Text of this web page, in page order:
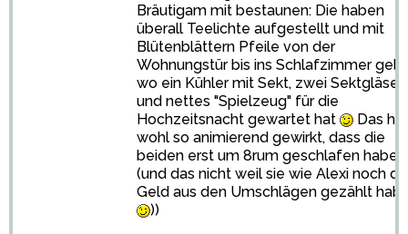
Bräutigam mit bestaunen: Die haben
überall Teelichte aufgestellt und mit
Blütenblättern Pfeile von der
Wohnungstür bis ins Schlafzimmer
wo ein Kühler mit Sekt, zwei Sektgläser
und nettes "Spielzeug" für die
Hochzeitsnacht gewartet hat
Das hat
wohl so animierend gewirkt, dass die
beiden erst um 8rum geschlafen
(und das nicht weil sie wie Alexi noch
Geld aus den Umschlägen gezählt
))